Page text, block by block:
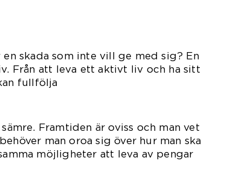
skada som inte vill ge med sig? En
Från att leva ett aktivt liv och ha sitt
fullfölja
Framtiden är oviss och man vet
man oroa sig över hur man ska
möjligheter att leva av pengar